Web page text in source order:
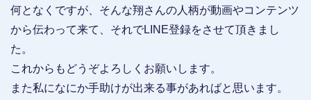
何となくですが、そんな翔さんの人柄が動画やコンテンツ
から伝わって来て、それでLINE登録をさせて頂きまし
た。
これからもどうぞよろしくお願いします。
また私になにか手助けが出来る事があればと思います。